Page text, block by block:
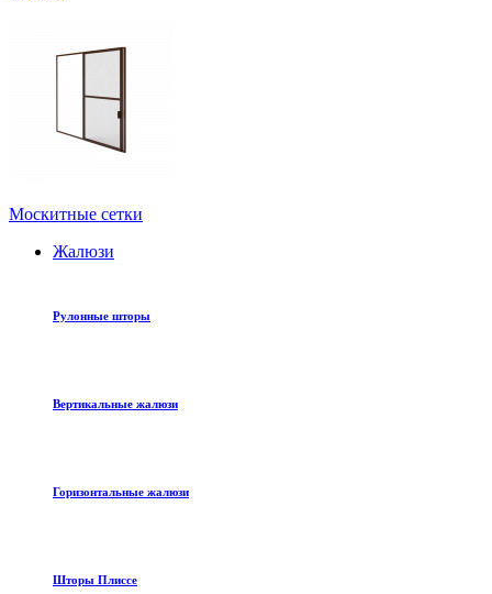
Москитные сетки
Жалюзи
Рулонные шторы
Вертикальные жалюзи
Горизонтальные жалюзи
Шторы Плиссе